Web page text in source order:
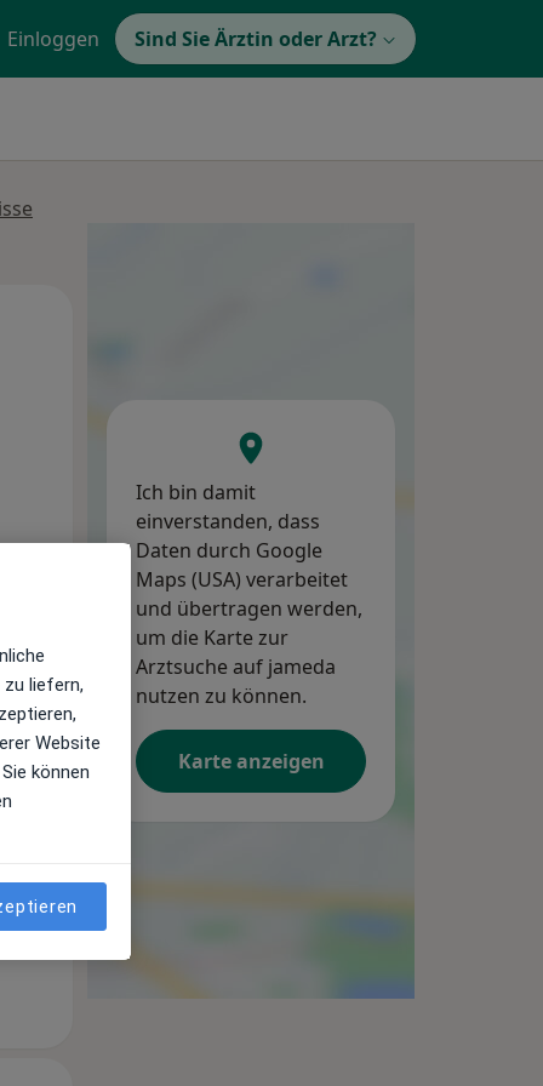
Einloggen Sind Sie Ärztin oder Arzt?
Mo,
10 Aug
Di, Mi,
Ich bin damit
einverstanden, dass
Daten durch Google
Maps (USA) verarbeitet
und übertragen werden,
um die Karte zur
Arztsuche auf jameda
nutzen zu können.
Karte anzeigen
liefern,
Website
können